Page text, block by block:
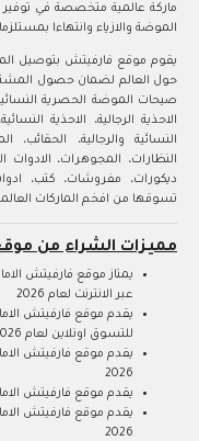
ماركة عالمية متخصصة في توفير
الموضة والازياء وانتهاءا
حول العالم لضمان حصول
صيحات الموضة الحصرية
الاحذية الرجالية، الاحذية
النسائية والرجالية،
النظارات، المجوهرات، الادوات
ديكورات، مفروشات، كتب،
تسوقها من افخم الماركات
مميزات الشراء من
يمتاز موقع فارفيتش
عبر الانترنت لعام 2026
يقدم موقع فارفيتش
للتسوق اونلاين لعام 2026
يقدم موقع فارفيتش
2026
يقدم موقع فارفيتش
يقدم موقع فارفيتش
2026